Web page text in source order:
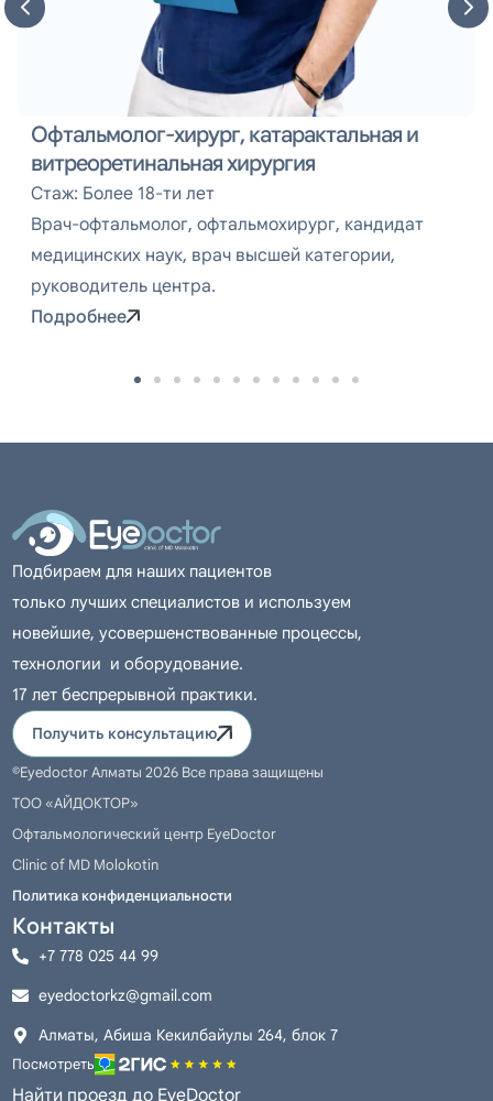
Офтальмолог-хирург, катарактальная и
витреоретинальная хирургия
Стаж: Более 18-ти лет
Врач-офтальмолог, офтальмохирург, кандидат
медицинских наук, врач высшей категории,
руководитель центра.
Подробнее
Подбираем для наших пациентов
только лучших специалистов и используем
новейшие, усовершенствованные процессы,
технологии и оборудование.
17 лет беспрерывной практики.
Получить консультацию
©Eyedoctor Алматы 2026 Все права защищены
ТОО «АЙДОКТОР»
Офтальмологический центр EyeDoctor
Clinic of MD Molokotin
Политика конфиденциальности
Контакты
+7 778 025 44 99
eyedoctorkz@gmail.com
Алматы, Абиша Кекилбайулы 264, блок 7
Посмотреть
Найти проезд до EyeDoctor